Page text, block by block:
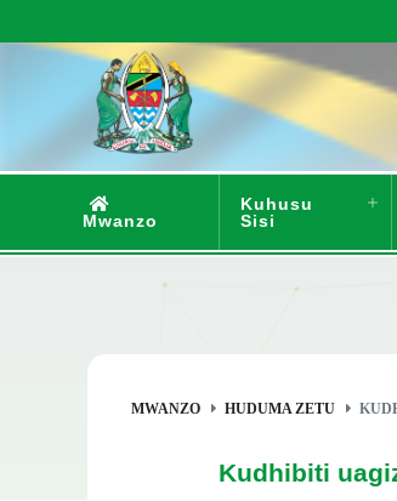
Mwanzo
Kuhusu
Sisi
MWANZO HUDUMA ZETU
Kudhibiti